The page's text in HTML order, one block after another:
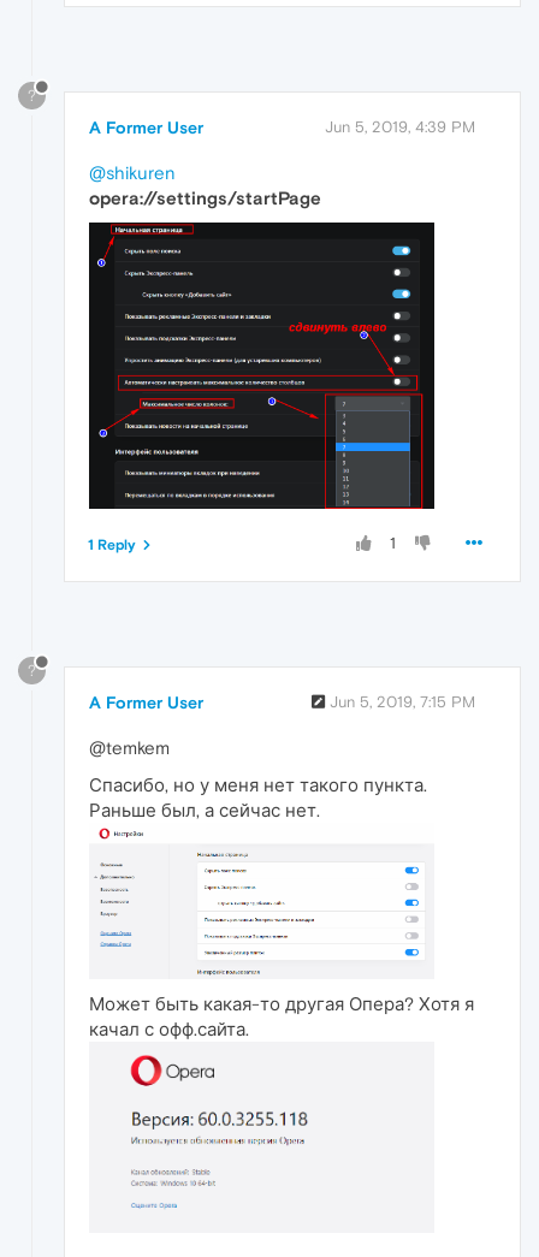
?
A Former User Jun 5, 2019, 4:39 PM
@shikuren
opera://settings/startPage
1
1 Reply
?
A Former User Jun 5, 2019, 7:15 PM
@temkem
Спасибо, но у меня нет такого пункта.
Раньше был, а сейчас нет.
Может быть какая-то другая Опера? Хотя я
качал с офф.сайта.